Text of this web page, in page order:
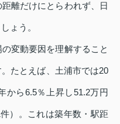
離だけにとらわれず、日
ょう。
変動要因を理解すること
たとえば、土浦市では20
から6.5％上昇し51.2万円
）。これは築年数・駅距